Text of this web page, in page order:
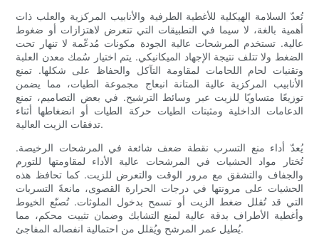
تُعدّ السلامة الهيكلية للأغطية الطرفية والأنابيب المركزية والعلب ذات
أهمية بالغة، لا سيما في التطبيقات التي تتعرض لاهتزازات أو ضغوط
عالية. تستخدم المرشحات عالية الجودة مكونات مُدعّمة لا تنهار تحت
الضغط ولا تتلف نتيجة الإجهاد الميكانيكي. يتم اختيار سُمك معدن العلبة
وتقنيات لحام اللحامات لمقاومة التآكل والحفاظ على شكلها. تمنع
الأنابيب المركزية عالية المتانة انبعاج مجموعة الطيات، مما يضمن
توزيعًا متساويًا للزيت عبر وسائط الترشيح. في بعض التصاميم، تمنع
الدعامات الداخلية ومثبتات الطيات حركة الطيات أو انضغاطها أثناء
تدفقات الزيت العالية.
يُعدّ أداء منع التسرب نقطة ضعف شائعة في المرشحات الرخيصة.
تُختار مواد الحشيات في المرشحات عالية الأداء لمقاومتها للتورم
والجفاف والتشقق مع مرور الوقت والتعرض للزيت. كما تحافظ هذه
الحشيات على مرونتها في درجات الحرارة القصوى، مانعةً التسربات
التي قد تُقلل ضغط الزيت أو تسمح بدخول الملوثات. تُصنّع الخيوط
وأغطية الأطراف بدقة عالية لمنع التشابك وضمان تثبيت محكم، مما
يُطيل عمر المرشح ويُقلل من احتمالية انفصاله المفاجئ.